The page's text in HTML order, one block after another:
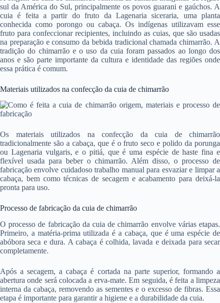
sul da América do Sul, principalmente os povos guarani e gaúchos. A
cuia é feita a partir do fruto da Lagenaria siceraria, uma planta
conhecida como porongo ou cabaça. Os indígenas utilizavam esse
fruto para confeccionar recipientes, incluindo as cuias, que são usadas
na preparação e consumo da bebida tradicional chamada chimarrão. A
tradição do chimarrão e o uso da cuia foram passados ao longo dos
anos e são parte importante da cultura e identidade das regiões onde
essa prática é comum.
Materiais utilizados na confecção da cuia de chimarrão
Os materiais utilizados na confecção da cuia de chimarrão
tradicionalmente são a cabaça, que é o fruto seco e polido da porunga
ou Lagenaria vulgaris, e o pitiá, que é uma espécie de haste fina e
flexível usada para beber o chimarrão. Além disso, o processo de
fabricação envolve cuidadoso trabalho manual para esvaziar e limpar a
cabaça, bem como técnicas de secagem e acabamento para deixá-la
pronta para uso.
Processo de fabricação da cuia de chimarrão
O processo de fabricação da cuia de chimarrão envolve várias etapas.
Primeiro, a matéria-prima utilizada é a cabaça, que é uma espécie de
abóbora seca e dura. A cabaça é colhida, lavada e deixada para secar
completamente.
Após a secagem, a cabaça é cortada na parte superior, formando a
abertura onde será colocada a erva-mate. Em seguida, é feita a limpeza
interna da cabaça, removendo as sementes e o excesso de fibras. Essa
etapa é importante para garantir a higiene e a durabilidade da cuia.